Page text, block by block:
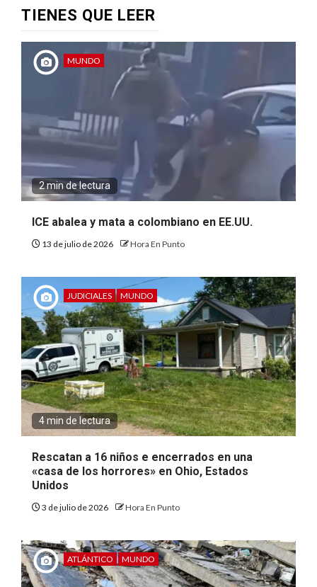
TIENES QUE LEER
MUNDO
2 min de lectura
ICE abalea y mata a colombiano en EE.UU.
13 de julio de 2026 Hora En Punto
JUDICIALES MUNDO
4 min de lectura
Rescatan a 16 niños e encerrados en una
«casa de los horrores» en Ohio, Estados
Unidos
3 de julio de 2026 Hora En Punto
ATLÁNTICO MUNDO